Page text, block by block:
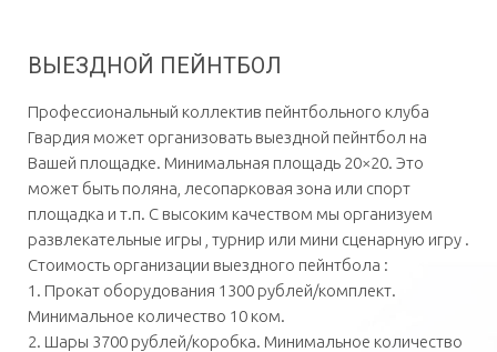
ВЫЕЗДНОЙ ПЕЙНТБОЛ
Профессиональный коллектив пейнтбольного клуба
Гвардия может организовать выездной пейнтбол на
Вашей площадке. Минимальная площадь 20×20. Это
может быть поляна, лесопарковая зона или спорт
площадка и т.п. С высоким качеством мы организуем
развлекательные игры , турнир или мини сценарную игру .
Стоимость организации выездного пейнтбола :
1. Прокат оборудования 1300 рублей/комплект.
Минимальное количество 10 ком.
2. Шары 3700 рублей/коробка. Минимальное количество